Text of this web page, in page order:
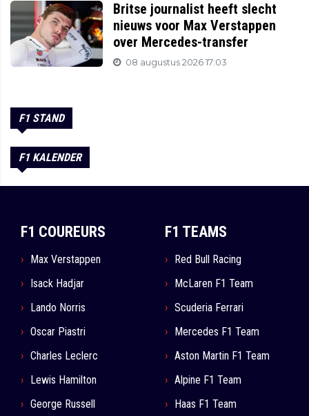
Britse journalist heeft slecht
nieuws voor Max Verstappen
over Mercedes-transfer
08 augustus 2026 17:03
F1 STAND
F1 KALENDER
F1 COUREURS
Max Verstappen
Isack Hadjar
Lando Norris
Oscar Piastri
Charles Leclerc
Lewis Hamilton
George Russell
F1 TEAMS
Red Bull Racing
McLaren F1 Team
Scuderia Ferrari
Mercedes F1 Team
Aston Martin F1 Team
Alpine F1 Team
Haas F1 Team